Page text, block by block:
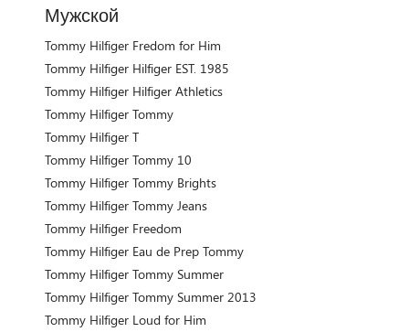
Мужской
Tommy Hilfiger Fredom for Him
Tommy Hilfiger Hilfiger EST. 1985
Tommy Hilfiger Hilfiger Athletics
Tommy Hilfiger Tommy
Tommy Hilfiger T
Tommy Hilfiger Tommy 10
Tommy Hilfiger Tommy Brights
Tommy Hilfiger Tommy Jeans
Tommy Hilfiger Freedom
Tommy Hilfiger Eau de Prep Tommy
Tommy Hilfiger Tommy Summer
Tommy Hilfiger Tommy Summer 2013
Tommy Hilfiger Loud for Him